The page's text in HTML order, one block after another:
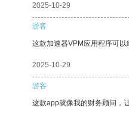
2025-10-29
游客
这款加速器VPM应用程序可以
2025-10-29
游客
这款app就像我的财务顾问，